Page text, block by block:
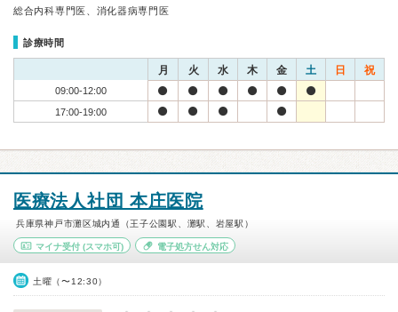
総合内科専門医、消化器病専門医
診療時間
月 火 水 木 金 土 日 祝
09:00-12:00
17:00-19:00
医療法人社団 本庄医院
兵庫県神戸市灘区城内通（王子公園駅、灘駅、岩屋駅）
マイナ受付 (スマホ可) 電子処方せん対応
土曜（〜12:30）